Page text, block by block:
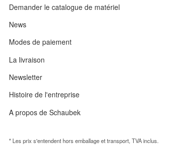
Demander le catalogue de matériel
News
Modes de paiement
La livraison
Newsletter
Histoire de l'entreprise
A propos de Schaubek
* Les prix s'entendent hors emballage et transport, TVA inclus.